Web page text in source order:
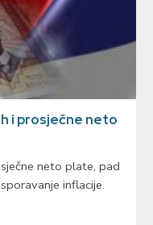
i prosječne neto
neto plate, pad
inflacije.